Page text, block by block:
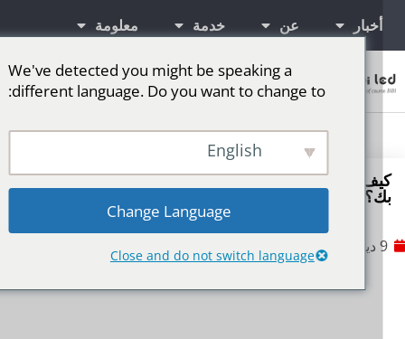
أخبار خدمة معلومة
اتصال
كيف تحسب أفضل مسافة مشاهدة لشاشة LED الخاصة
No Comments
We've detected you might be speaking a
different language. Do you want to change to:
Change Language
Close and do not switch language